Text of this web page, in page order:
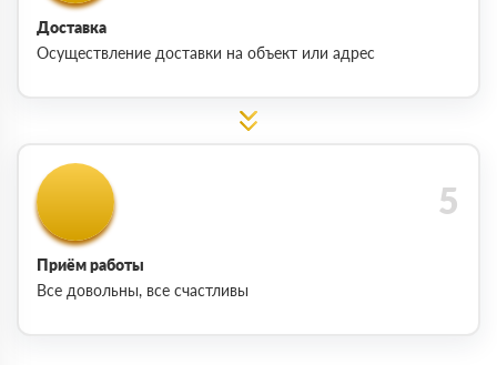
Доставка
Осуществление доставки на объект или адрес
Приём работы
Все довольны, все счастливы